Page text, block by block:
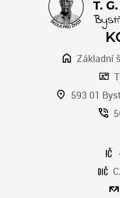
Základní
593 01